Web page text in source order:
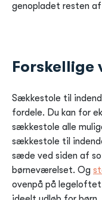
genopladet resten
Forskellige
Sækkestole til
fordele. Du kan for
sækkestole alle
sækkestole til
sæde ved siden af
børneværelset. Og
ovenpå på